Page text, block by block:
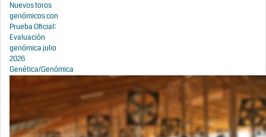
Nuevos toros
genómicos con
Prueba Oficial:
Evaluación
genómica julio
2026
Genética/Genómica